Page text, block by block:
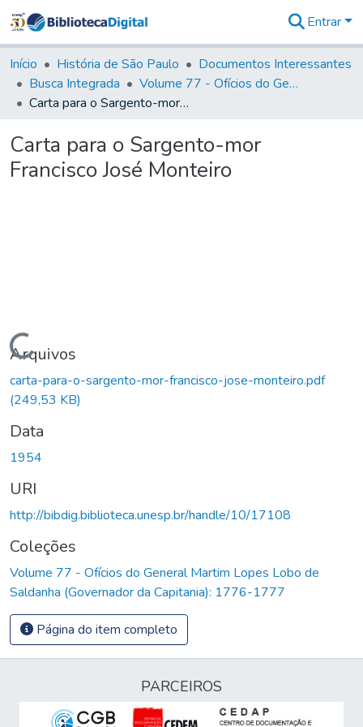
&
Coleções
Tudo na
Biblioteca
Estatísticas
Entrar
Início História de São Paulo
Documentos Interessantes
Busca Integrada
Volume 77 - Ofícios do General Martim Lopes Lobo de Saldanha (Governador da Capitania): 1776-1777
Carta para o Sargento-mor Francisco José Monteiro
Carta para o Sargento-mor
Francisco José Monteiro
Carregando...
Arquivos
carta-para-o-sargento-mor-francisco-jose-monteiro.pdf
(249,53 KB)
Data
1954
URI
http://bibdig.biblioteca.unesp.br/handle/10/17108
Coleções
Volume 77 - Ofícios do General Martim Lopes Lobo de
Saldanha (Governador da Capitania): 1776-1777
Página do item completo
PARCEIROS